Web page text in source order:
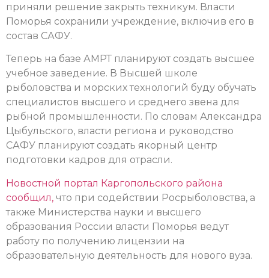
приняли решение закрыть техникум. Власти
Поморья сохранили учреждение, включив его в
состав САФУ.
Теперь на базе АМРТ планируют создать высшее
учебное заведение. В Высшей школе
рыболовства и морских технологий буду обучать
специалистов высшего и среднего звена для
рыбной промышленности. По словам Александра
Цыбульского, власти региона и руководство
САФУ планируют создать якорный центр
подготовки кадров для отрасли.
Новостной портал Каргопольского района
сообщил, что при содействии Росрыболовства, а
также Министерства науки и высшего
образования России власти Поморья ведут
работу по получению лицензии на
образовательную деятельность для нового вуза.